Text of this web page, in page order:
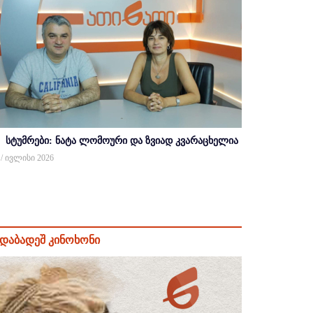
სტუმრები: ნატა ლომოური და ზვიად კვარაცხელია
/ ივლისი 2026
კინოხონი